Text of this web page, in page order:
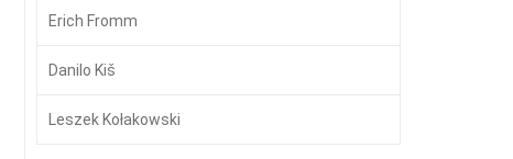
Erich Fromm
Danilo Kiš
Leszek Kołakowski